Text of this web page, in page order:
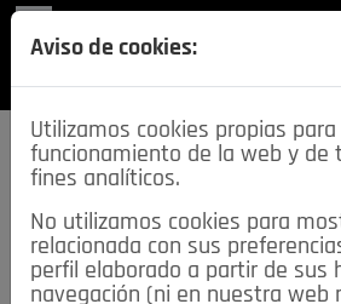
SECCIONES
Aviso de cookies:
Utilizamos cookies propias para
funcionamiento de la web y de
fines analíticos.
No utilizamos cookies para
relacionada con sus
perfil elaborado a partir de sus
navegación (ni en nuestra web